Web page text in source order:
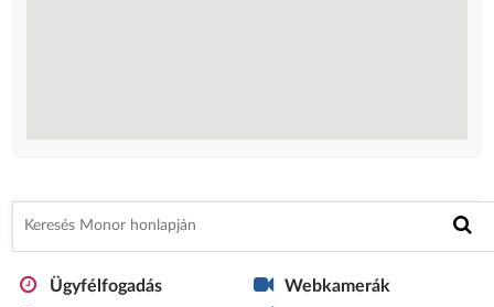
Ügyfélfogadás
Webkamerák